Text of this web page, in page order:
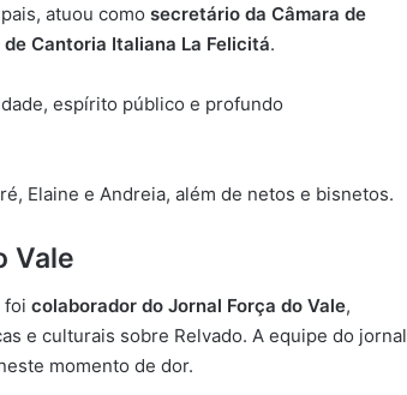
atuou comosecretário da Câmara de
de Cantoria Italiana La Felicitá.
espírito público e profundo
Elaine e Andreia, além de netos e bisnetos.
Vale
foicolaborador do Jornal Força do Vale,
e culturais sobre Relvado. A equipe do jornal
momento de dor.